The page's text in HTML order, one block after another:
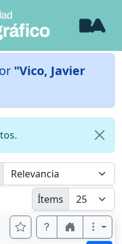
"Vico, Javier
Ítems